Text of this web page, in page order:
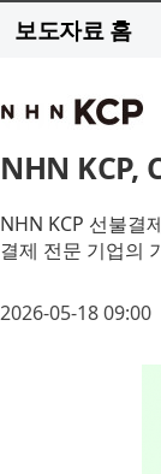
보도자료 홈
NHN KCP,
NHN KCP 선불결
결제 전문 기업의
2026-05-18 09:00